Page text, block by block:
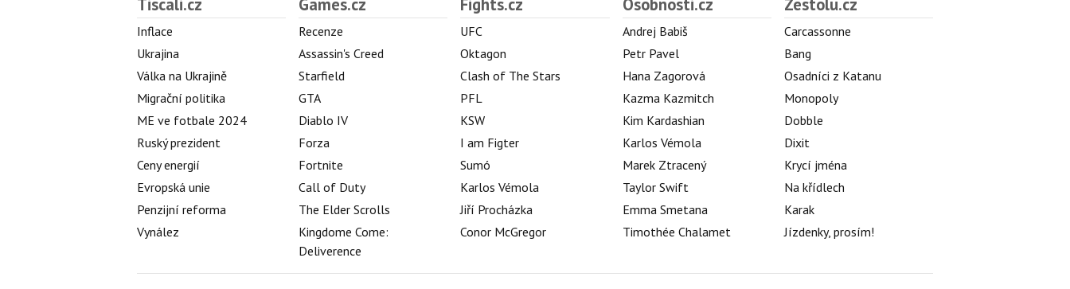
Inflace
Ukrajina
Válka na Ukrajině
Migrační politika
ME ve fotbale 2024
Ruský prezident
Ceny energií
Evropská unie
Penzijní reforma
Vynález
Recenze
Assassin's Creed
Starfield
GTA
Diablo IV
Forza
Fortnite
Call of Duty
The Elder Scrolls
Kingdome Come:
Deliverence
UFC
Oktagon
Clash of The Stars
PFL
KSW
I am Figter
Sumó
Karlos Vémola
Jiří Procházka
Conor McGregor
Andrej Babiš
Petr Pavel
Hana Zagorová
Kazma Kazmitch
Kim Kardashian
Karlos Vémola
Marek Ztracený
Taylor Swift
Emma Smetana
Timothée Chalamet
Carcassonne
Bang
Osadníci z Katanu
Monopoly
Dobble
Dixit
Krycí jména
Na křídlech
Karak
Jízdenky, prosím!